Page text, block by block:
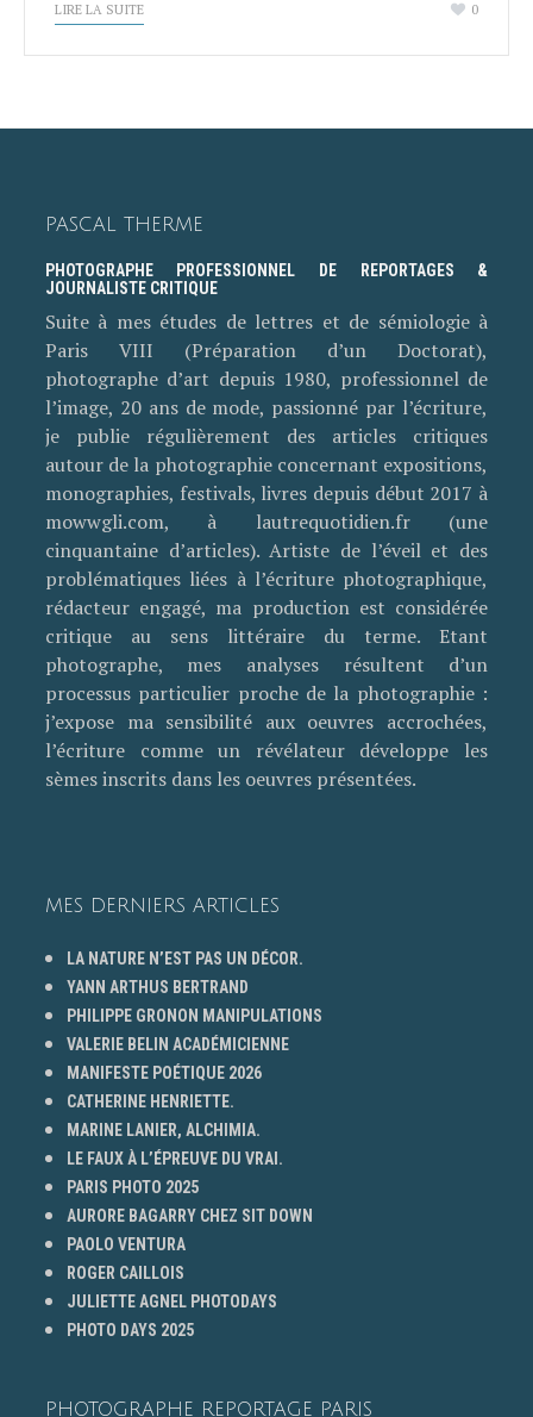
LIRE LA SUITE 0
PASCAL THERME
PHOTOGRAPHE PROFESSIONNEL DE REPORTAGES &
JOURNALISTE CRITIQUE
Suite à mes études de lettres et de sémiologie à
Paris VIII (Préparation d’un Doctorat),
photographe d’art depuis 1980, professionnel de
l’image, 20 ans de mode, passionné par l’écriture,
je publie régulièrement des articles critiques
autour de la photographie concernant expositions,
monographies, festivals, livres depuis début 2017 à
mowwgli.com, à lautrequotidien.fr (une
cinquantaine d’articles). Artiste de l’éveil et des
problématiques liées à l’écriture photographique,
rédacteur engagé, ma production est considérée
critique au sens littéraire du terme. Etant
photographe, mes analyses résultent d’un
processus particulier proche de la photographie :
j’expose ma sensibilité aux oeuvres accrochées,
l’écriture comme un révélateur développe les
sèmes inscrits dans les oeuvres présentées.
MES DERNIERS ARTICLES
LA NATURE N’EST PAS UN DÉCOR.
YANN ARTHUS BERTRAND
PHILIPPE GRONON MANIPULATIONS
VALERIE BELIN ACADÉMICIENNE
MANIFESTE POÉTIQUE 2026
CATHERINE HENRIETTE.
MARINE LANIER, ALCHIMIA.
LE FAUX À L’ÉPREUVE DU VRAI.
PARIS PHOTO 2025
AURORE BAGARRY CHEZ SIT DOWN
PAOLO VENTURA
ROGER CAILLOIS
JULIETTE AGNEL PHOTODAYS
PHOTO DAYS 2025
PHOTOGRAPHE REPORTAGE PARIS